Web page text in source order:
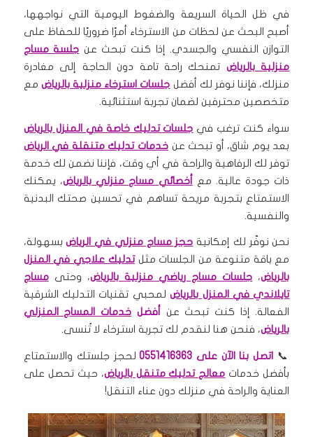
في ظل الحياة السريعة والضغوط اليومية التي نواجهها،
أصبح البحث عن لحظات من الاسترخاء أمرًا ضروريًا للحفاظ على
التوازن النفسي والجسدي. إذا كنت تبحث عن جلسة مساج
منزلية بالرياض تمنحك راحة تامة دون الحاجة إلى مغادرة
منزلك، فإننا نوفر لك أفضل جلسات استرخاء منزلية بالرياض مع
متخصصين محترفين لضمان تجربة استثنائية.
سواء كنت ترغب في جلسات تدليك خاصة في المنزل بالرياض
بعد يوم شاق، أو تبحث عنخدمات تدليك متنقلة في الرياض
توفر لك الرفاهية والراحة في أي وقت، فإننا نضمن لك خدمة
ذات جودة عالية. مع
أخصائي مساج منزلي بالرياض، يمكنك
الاستمتاع بتجربة مريحة تساهم في تحسين صحتك البدنية
والنفسية.
نحن نوفّر لك إمكانية حجز مساج منزلي في الرياضبسهولة،
مع باقة متنوعة من الجلسات مثلتدليك علاجي في المنزل
بالرياض، جلسات مساج رياضي منزلية بالرياض، وحتىمساج
تايلاندي في المنزل بالرياضلمحبي تقنيات التدليك الشرقية
الفعالة. إذا كنت تبحث عن
أفضل خدمات المساج المنزلي
بالرياض، فنحن هنا لنقدم لك تجربة استرخاء لا تُنسى.
📞 اتصل بنا الآن على 0551416363
لحجز جلستك والاستمتاع
بأفضل خدمات معالج تدليك متنقل بالرياض، حيث تحصل على
العناية والراحة في منزلك دون عناء التنقل!